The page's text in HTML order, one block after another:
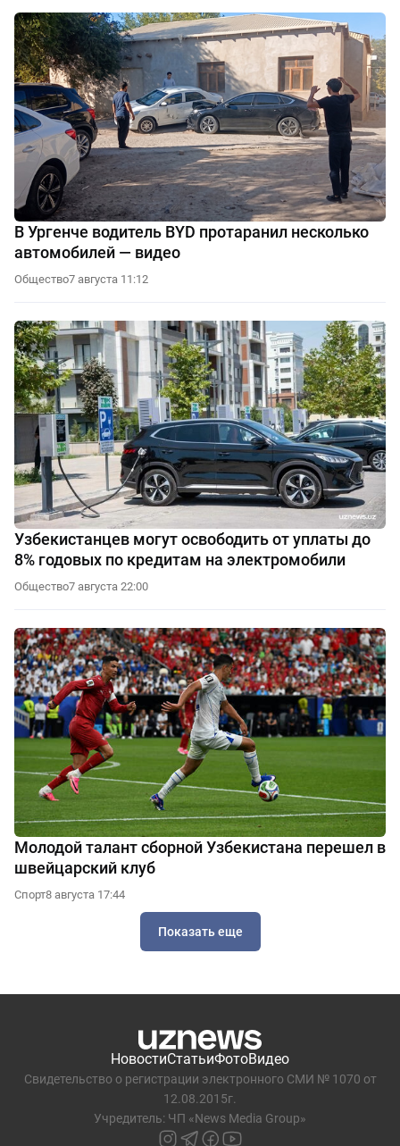
В Ургенче водитель BYD протаранил несколько
автомобилей — видео
Общество7 августа 11:12
Узбекистанцев могут освободить от уплаты до
8% годовых по кредитам на электромобили
Общество7 августа 22:00
Молодой талант сборной Узбекистана перешел в
швейцарский клуб
Спорт8 августа 17:44
Показать еще
НовостиСтатьиФотоВидео
Свидетельство о регистрации электронного СМИ № 1070 от
12.08.2015г.
Учредитель: ЧП «News Media Group»